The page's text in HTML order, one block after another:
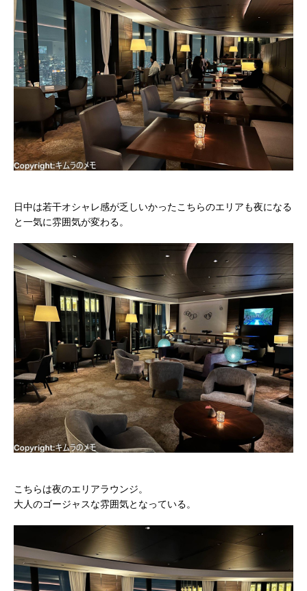
日中は若干オシャレ感が乏しいかったこちらのエリアも夜になる
と一気に雰囲気が変わる。
こちらは夜のエリアラウンジ。
大人のゴージャスな雰囲気となっている。